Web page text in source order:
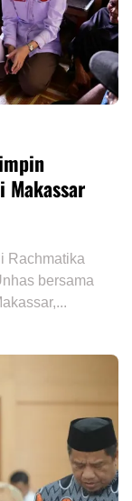
Makassar
Rachmatika
bersama